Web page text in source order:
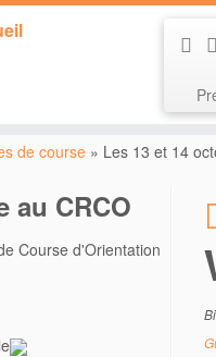
de course » Les 13 et 14
au CRCO
Course d'Orientation